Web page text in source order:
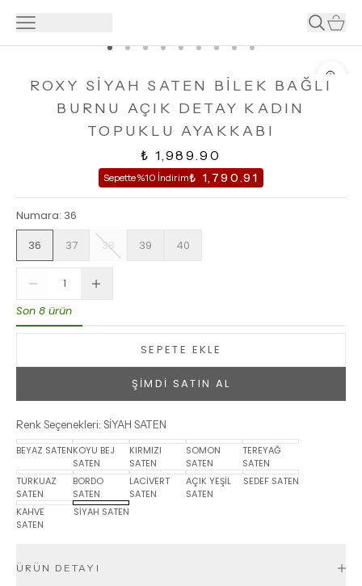
ROXY SİYAH SATEN BİLEK BAĞLI
BURNU AÇIK DETAY KADIN
TOPUKLU AYAKKABI
₺ 1,989.90
Sepette %10 İndirim₺ 1,790.91
Numara: 36
36
37 38 39 40
Son 8 ürün
SEPETE EKLE
ŞİMDİ SATIN AL
Renk Seçenekleri: SİYAH SATEN
BEYAZ SATENKOYU BEJ
SATEN
KIRMIZI
SATEN
SOMON
SATEN
TEREYAĞ
SATEN
TURKUAZ
SATEN
BORDO
SATEN
LACİVERT
SATEN
AÇIK YEŞİL
SATEN
SEDEF SATEN
KAHVE
SATEN
SİYAH SATEN
ÜRÜN DETAYI